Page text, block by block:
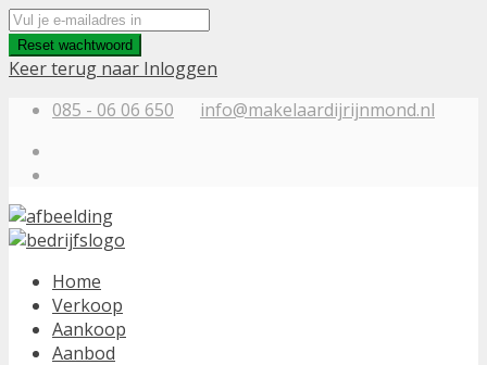
Reset wachtwoord
Keer terug naar Inloggen
085 - 06 06 650
info@makelaardijrijnmond.nl
Home
Verkoop
Aankoop
Aanbod